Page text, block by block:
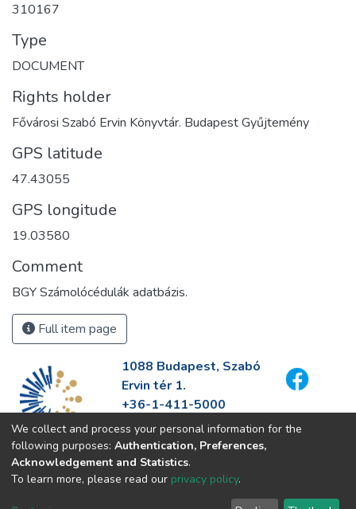
310167
Type
DOCUMENT
Rights holder
Fővárosi Szabó Ervin Könyvtár. Budapest Gyűjtemény
GPS latitude
47.43055
GPS longitude
Comment
BGY Számolócédulák adatbázis.
Full item page
1088 Budapest, Szabó
Ervin tér 1.
+36-1-411-5000
info@fszek.hu
https://fszek.hu
We collect and process your personal information for the
following purposes: Authentication, Preferences,
Acknowledgement and Statistics.
To learn more, please read our privacy policy.